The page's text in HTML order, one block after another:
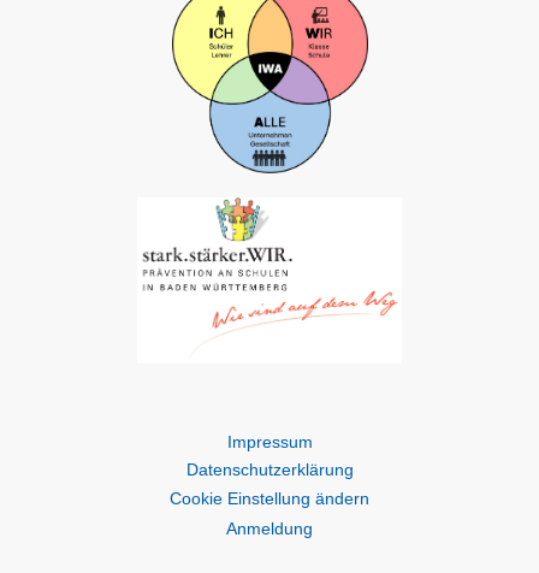
Impressum
Datenschutzerklärung
Cookie Einstellung ändern
Anmeldung